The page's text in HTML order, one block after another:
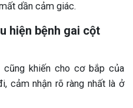
dần cảm giác.
hiện bệnh gai cột
khiến cho cơ bắp của
cảm nhận rõ ràng nhất là ở